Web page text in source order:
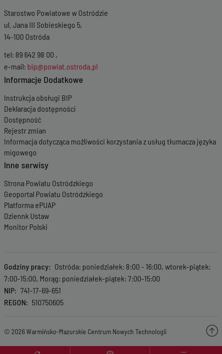
Menu wyróżnione
Starostwo Powiatowe w Ostródzie
ul. Jana III Sobieskiego 5,
14-100 Ostróda
tel: 89 642 98 00 ,
e-mail: bip@powiat.ostroda.pl
Informacje Dodatkowe
Instrukcja obsługi BIP
Deklaracja dostępności
Dostępność
Rejestr zmian
Informacja dotycząca możliwości korzystania z usług tłumacza języka
migowego
Inne serwisy
Strona Powiatu Ostródzkiego
Geoportal Powiatu Ostródzkiego
Platforma ePUAP
Dziennk Ustaw
Monitor Polski
Godziny pracy
Ostróda: poniedziałek: 8:00 - 16:00, wtorek-piątek:
7:00-15:00, Morąg: poniedziałek-piątek: 7:00-15:00
NIP
741-17-69-651
REGON
510750605
© 2026 Warmińsko-Mazurskie Centrum Nowych Technologii